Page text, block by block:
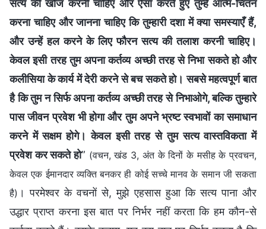
सत्य की खोज करनी चाहिए और ऐसा करते हुए तुम्हें आत्म-चिंतन
करना चाहिए और जानना चाहिए कि तुम्हारी दशा में क्या समस्याएँ हैं,
और उन्हें हल करने के लिए फौरन सत्य की तलाश करनी चाहिए।
केवल इसी तरह तुम अपना कर्तव्य अच्छी तरह से निभा सकते हो और
कलीसिया के कार्य में देरी करने से बच सकते हो। सबसे महत्वपूर्ण बात
है कि तुम न सिर्फ अपना कर्तव्य अच्छी तरह से निभाओगे, बल्कि तुम्हारे
पास जीवन प्रवेश भी होगा और तुम अपने भ्रष्ट स्वभावों का समाधान
करने में सक्षम होगे। केवल इसी तरह से तुम सत्य वास्तविकता में
प्रवेश कर सकते हो” (वचन, खंड 3, अंत के दिनों के मसीह के प्रवचन,
केवल एक ईमानदार व्यक्ति बनकर ही कोई सच्चे मानव के समान जी सकता
है) । परमेश्वर के वचनों से, मुझे एहसास हुआ कि सत्य पाना और
उद्धार प्राप्त करना इस बात पर निर्भर नहीं करता कि हम कौन-से